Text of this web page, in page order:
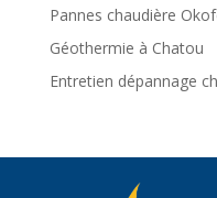
Pannes chaudière
Géothermie à Chatou
Entretien dépannage